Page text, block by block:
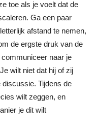
toe als je voelt dat de
Ga een paar
afstand te nemen,
de ergste druk van de
naar je
wilt niet dat hij of zij
discussie. Tijdens de
wilt zeggen, en
je dit wilt